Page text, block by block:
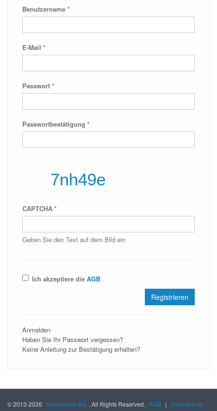
Benutzername *
E-Mail *
Passwort *
Passwortbestätigung *
CAPTCHA *
Geben Sie den Text auf dem Bild ein
Ich akzeptiere die AGB
Anmelden
Haben Sie Ihr Passwort vergessen?
Keine Anleitung zur Bestätigung erhalten?
© 2013-2026 Sourcepole AG . All Rights Reserved. AGB | Datenschutz